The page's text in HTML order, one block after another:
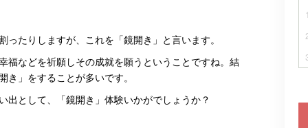
たりしますが、これを「鏡開き」と言います。
福などを祈願しその成就を願うということですね。結
」をすることが多いです。
出として、「鏡開き」体験いかがでしょうか？